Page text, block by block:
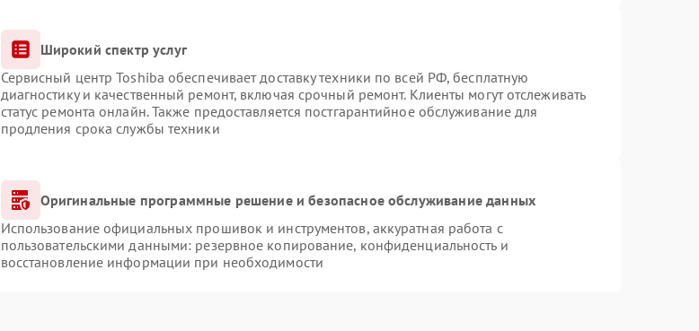
Широкий спектр услуг
Сервисный центр Toshiba обеспечивает доставку техники по всей РФ, бесплатную
диагностику и качественный ремонт, включая срочный ремонт. Клиенты могут отслеживать
статус ремонта онлайн. Также предоставляется постгарантийное обслуживание для
продления срока службы техники
Оригинальные программные решение и безопасное обслуживание данных
Использование официальных прошивок и инструментов, аккуратная работа с
пользовательскими данными: резервное копирование, конфиденциальность и
восстановление информации при необходимости